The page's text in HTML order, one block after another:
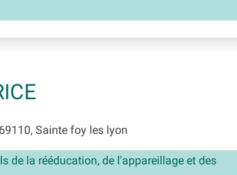
Sainte foy les lyon
de la rééducation, de l'appareillage et des